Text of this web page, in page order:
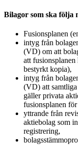
Bilagor som ska följa
Fusionsplanen
intyg från
(VD) om att
att
bestyrkt kopia),
intyg från
(VD) att
gäller privata
fusionsplanen
yttrande från
aktiebolag som
registrering,